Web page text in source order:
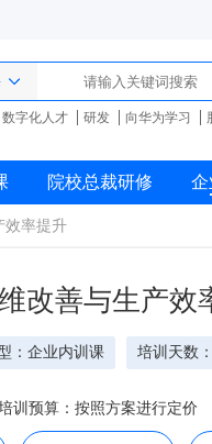
数字化人才 研发 向华为学习
院校总裁研修 企
效率提升
改善与生产效
：企业内训课 培训天数
训预算：按照方案进行定价